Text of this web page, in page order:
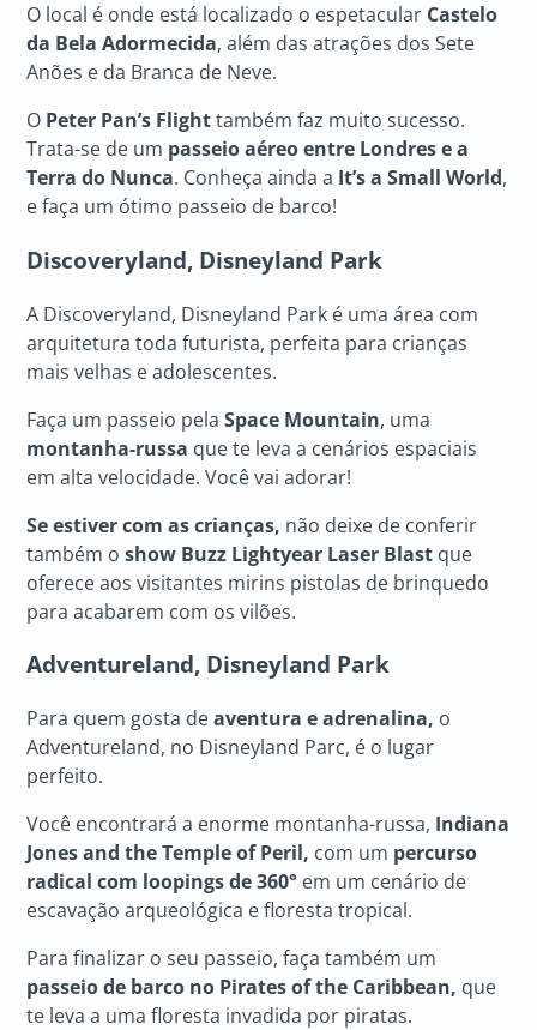
O local é onde está localizado o espetacular Castelo
da Bela Adormecida, além das atrações dos Sete
Anões e da Branca de Neve.
O Peter Pan’s Flighttambém faz muito sucesso.
Trata-se de um passeio aéreo entre Londres e a
Terra do Nunca. Conheça ainda a It’s a Small World,
e faça um ótimo passeio de barco!
Discoveryland, Disneyland Park
A Discoveryland, Disneyland Park é uma área com
arquitetura toda futurista, perfeita para crianças
mais velhas e adolescentes.
Faça um passeio pelaSpace Mountain, uma
montanha-russa que te leva a cenários espaciais
em alta velocidade. Você vai adorar!
Se estiver com as crianças, não deixe de conferir
também oshow Buzz Lightyear Laser Blast que
oferece aos visitantes mirins pistolas de brinquedo
para acabarem com os vilões.
Adventureland, Disneyland Park
Para quem gosta deaventura e adrenalina, o
Adventureland, no Disneyland Parc, é o lugar
perfeito.
Você encontrará a enorme montanha-russa, Indiana
Jones and the Temple of Peril, com um percurso
radical com loopings de 360° em um cenário de
escavação arqueológica e floresta tropical.
Para finalizar o seu passeio, faça também um
passeio de barco no Pirates of the Caribbean, que
te leva a uma floresta invadida por piratas.